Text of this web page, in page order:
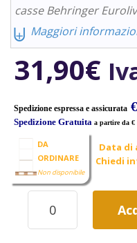
casse Behringer
⨄ Maggiori
31,90€
Spedizione espressa e assicurata
Spedizione Gratuita a partire da €
DA
ORDINARE
Non disponibile
Data di
Chiedi
BEHRINGER
WB208-